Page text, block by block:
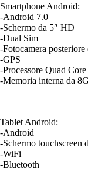
Smartphone Android:
-Android 7.0
-Schermo da 5″ HD
-Dual Sim
-Fotocamera
-GPS
-Processore Quad
-Memoria interna da
Tablet Android:
-Android
-Schermo touchscreen
-WiFi
-Bluetooth